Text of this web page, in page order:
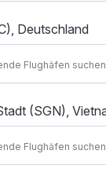
Flughäfen suchen
Flughäfen suchen